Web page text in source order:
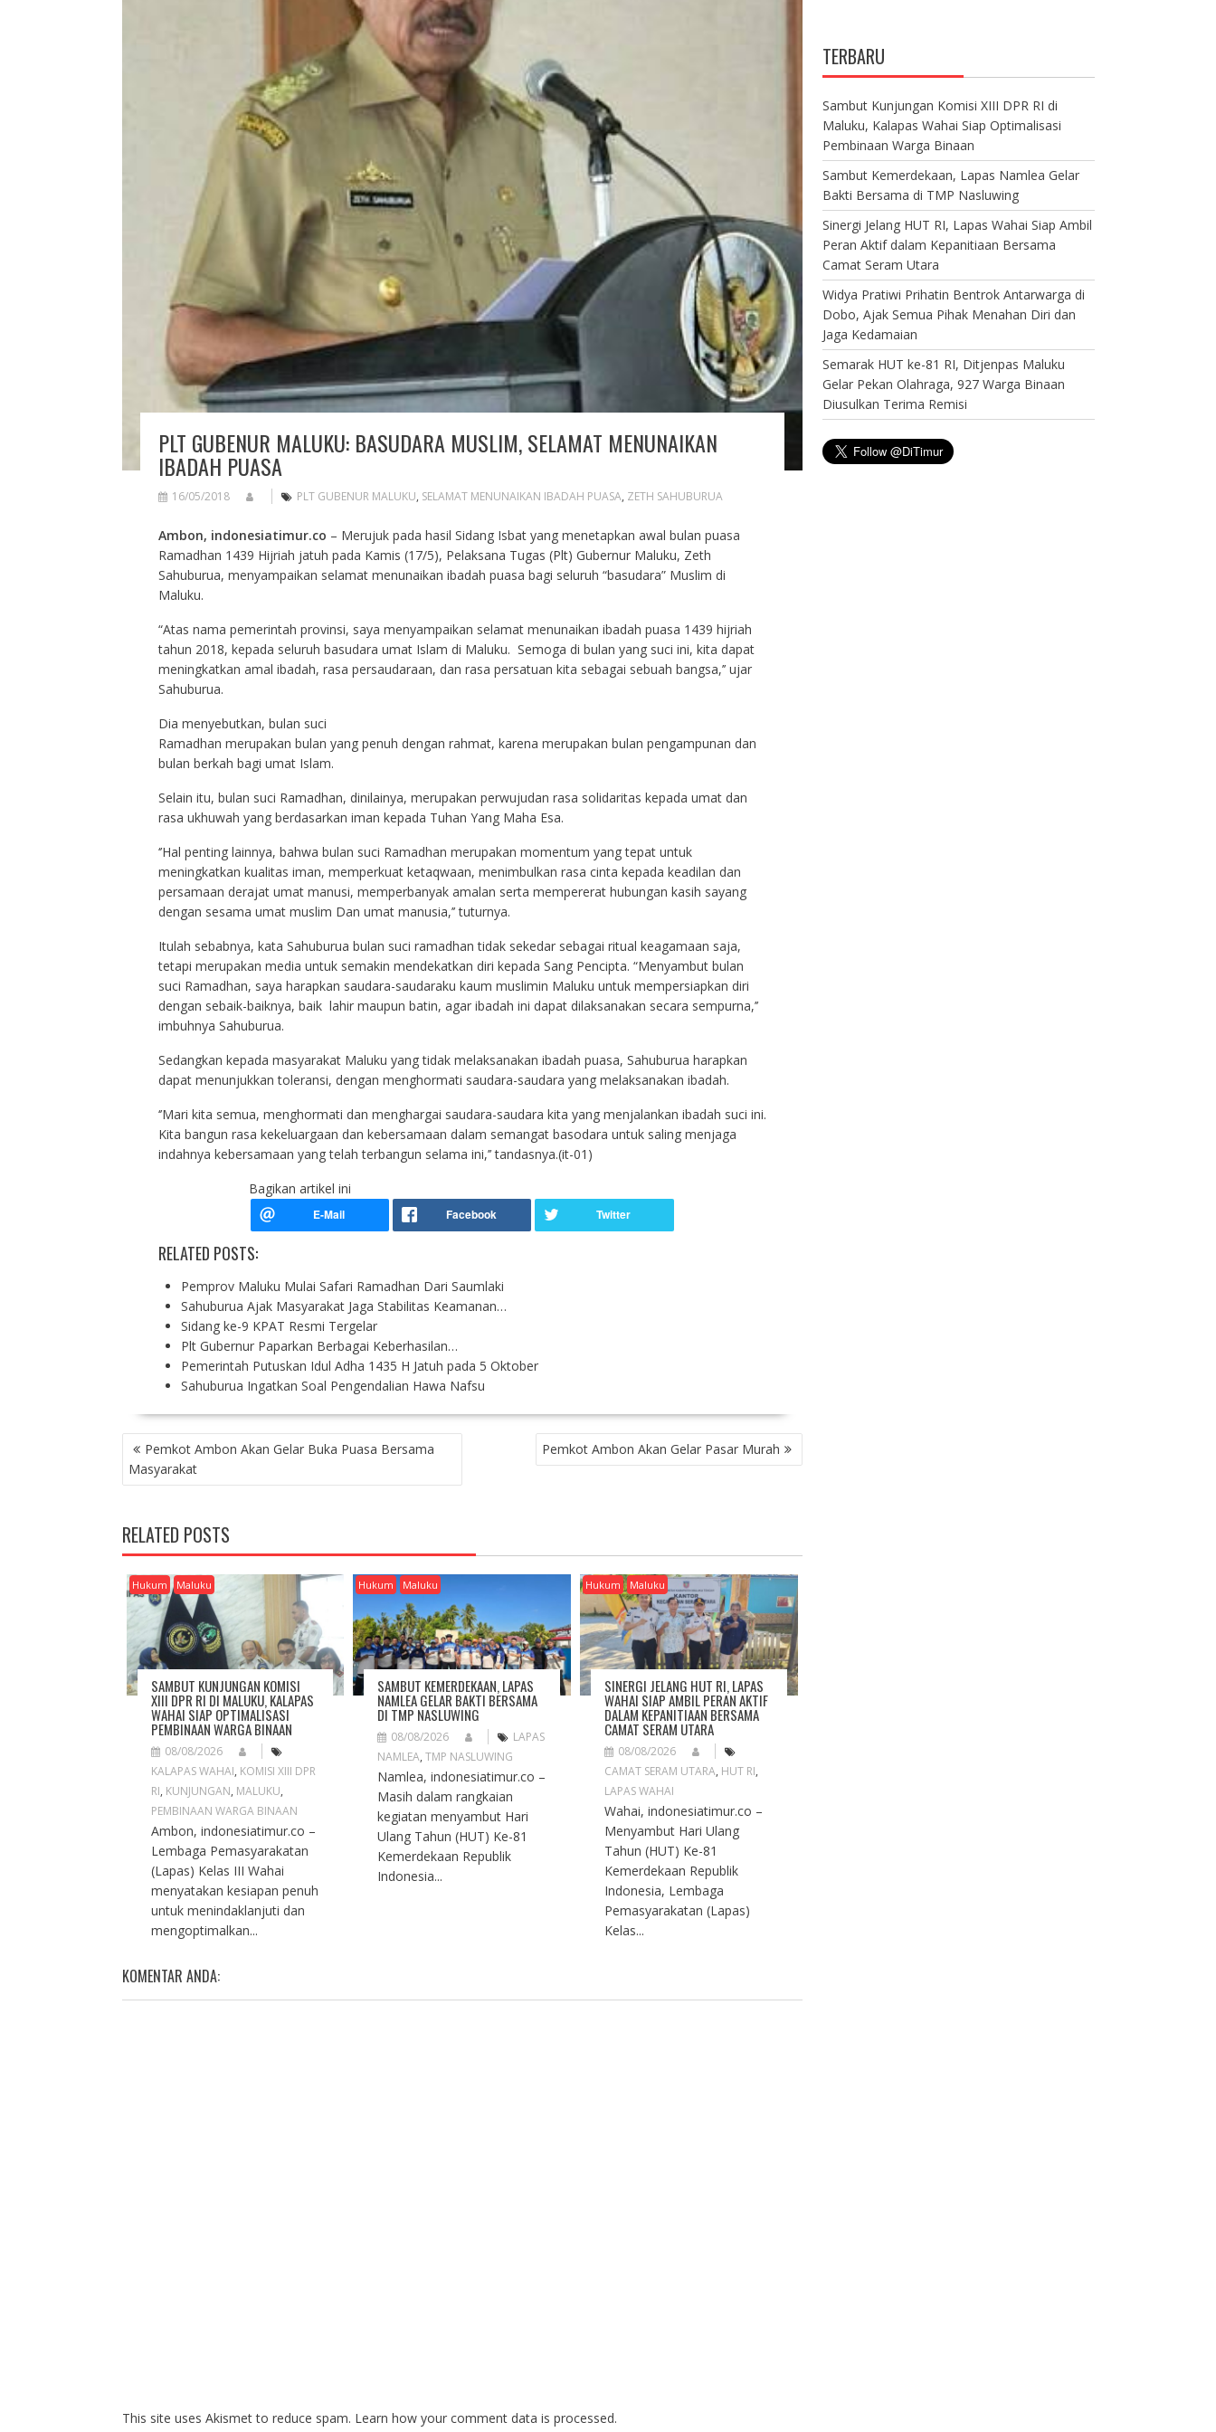
PLT GUBENUR MALUKU: BASUDARA MUSLIM, SELAMAT MENUNAIKAN
IBADAH PUASA
16/05/2018 PLT GUBENUR MALUKU, SELAMAT MENUNAIKAN IBADAH PUASA, ZETH SAHUBURUA
Ambon, indonesiatimur.co – Merujuk pada hasil Sidang Isbat yang menetapkan awal bulan puasa
Ramadhan 1439 Hijriah jatuh pada Kamis (17/5), Pelaksana Tugas (Plt) Gubernur Maluku, Zeth
Sahuburua, menyampaikan selamat menunaikan ibadah puasa bagi seluruh “basudara” Muslim di
Maluku.
“Atas nama pemerintah provinsi, saya menyampaikan selamat menunaikan ibadah puasa 1439 hijriah
tahun 2018, kepada seluruh basudara umat Islam di Maluku. Semoga di bulan yang suci ini, kita dapat
meningkatkan amal ibadah, rasa persaudaraan, dan rasa persatuan kita sebagai sebuah bangsa,’’ ujar
Sahuburua.
Dia menyebutkan, bulan suci
Ramadhan merupakan bulan yang penuh dengan rahmat, karena merupakan bulan pengampunan dan
bulan berkah bagi umat Islam.
Selain itu, bulan suci Ramadhan, dinilainya, merupakan perwujudan rasa solidaritas kepada umat dan
rasa ukhuwah yang berdasarkan iman kepada Tuhan Yang Maha Esa.
‘’Hal penting lainnya, bahwa bulan suci Ramadhan merupakan momentum yang tepat untuk
meningkatkan kualitas iman, memperkuat ketaqwaan, menimbulkan rasa cinta kepada keadilan dan
persamaan derajat umat manusi, memperbanyak amalan serta mempererat hubungan kasih sayang
dengan sesama umat muslim Dan umat manusia,’’ tuturnya.
Itulah sebabnya, kata Sahuburua bulan suci ramadhan tidak sekedar sebagai ritual keagamaan saja,
tetapi merupakan media untuk semakin mendekatkan diri kepada Sang Pencipta. “Menyambut bulan
suci Ramadhan, saya harapkan saudara-saudaraku kaum muslimin Maluku untuk mempersiapkan diri
dengan sebaik-baiknya, baik lahir maupun batin, agar ibadah ini dapat dilaksanakan secara sempurna,’’
imbuhnya Sahuburua.
Sedangkan kepada masyarakat Maluku yang tidak melaksanakan ibadah puasa, Sahuburua harapkan
dapat menunjukkan toleransi, dengan menghormati saudara-saudara yang melaksanakan ibadah.
‘’Mari kita semua, menghormati dan menghargai saudara-saudara kita yang menjalankan ibadah suci ini.
Kita bangun rasa kekeluargaan dan kebersamaan dalam semangat basodara untuk saling menjaga
indahnya kebersamaan yang telah terbangun selama ini,’’ tandasnya.(it-01)
Bagikan artikel ini
RELATED POSTS:
Pemprov Maluku Mulai Safari Ramadhan Dari Saumlaki
Sahuburua Ajak Masyarakat Jaga Stabilitas Keamanan…
Sidang ke-9 KPAT Resmi Tergelar
Plt Gubernur Paparkan Berbagai Keberhasilan…
Pemerintah Putuskan Idul Adha 1435 H Jatuh pada 5 Oktober
Sahuburua Ingatkan Soal Pengendalian Hawa Nafsu
P
O
S
N
A
V
G
A
T
O
N
Pemkot Ambon Akan Gelar Buka Puasa Bersama
Masyarakat
Pemkot Ambon Akan Gelar Pasar Murah
RELATED POSTS
Hukum Maluku
SAMBUT KUNJUNGAN KOMISI
XIII DPR RI DI MALUKU, KALAPAS
WAHAI SIAP OPTIMALISASI
PEMBINAAN WARGA BINAAN
08/08/2026
KALAPAS WAHAI, KOMISI XIII DPR
RI, KUNJUNGAN, MALUKU,
PEMBINAAN WARGA BINAAN
Ambon, indonesiatimur.co –
Lembaga Pemasyarakatan
(Lapas) Kelas III Wahai
menyatakan kesiapan penuh
untuk menindaklanjuti dan
mengoptimalkan...
Hukum Maluku
SAMBUT KEMERDEKAAN, LAPAS
NAMLEA GELAR BAKTI BERSAMA
DI TMP NASLUWING
08/08/2026
LAPAS
NAMLEA,TMP NASLUWING
Namlea, indonesiatimur.co –
Masih dalam rangkaian
kegiatan menyambut Hari
Ulang Tahun (HUT) Ke-81
Kemerdekaan Republik
Indonesia...
Hukum Maluku
SINERGI JELANG HUT RI, LAPAS
WAHAI SIAP AMBIL PERAN AKTIF
DALAM KEPANITIAAN BERSAMA
CAMAT SERAM UTARA
08/08/2026
CAMAT SERAM UTARA, HUT RI,
LAPAS WAHAI
Wahai, indonesiatimur.co –
Menyambut Hari Ulang
Tahun (HUT) Ke-81
Kemerdekaan Republik
Indonesia, Lembaga
Pemasyarakatan (Lapas)
Kelas...
KOMENTAR ANDA:
This site uses Akismet to reduce spam. Learn how your comment data is processed.
TERBARU
Sambut Kunjungan Komisi XIII DPR RI di
Maluku, Kalapas Wahai Siap Optimalisasi
Pembinaan Warga Binaan
Sambut Kemerdekaan, Lapas Namlea Gelar
Bakti Bersama di TMP Nasluwing
Sinergi Jelang HUT RI, Lapas Wahai Siap Ambil
Peran Aktif dalam Kepanitiaan Bersama
Camat Seram Utara
Widya Pratiwi Prihatin Bentrok Antarwarga di
Dobo, Ajak Semua Pihak Menahan Diri dan
Jaga Kedamaian
Semarak HUT ke-81 RI, Ditjenpas Maluku
Gelar Pekan Olahraga, 927 Warga Binaan
Diusulkan Terima Remisi